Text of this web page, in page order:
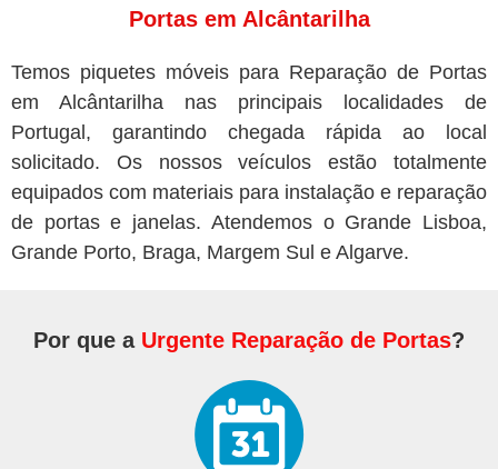
Portas em Alcântarilha
Temos piquetes móveis para Reparação de Portas
em Alcântarilha nas principais localidades de
Portugal, garantindo chegada rápida ao local
solicitado. Os nossos veículos estão totalmente
equipados com materiais para instalação e reparação
de portas e janelas. Atendemos o Grande Lisboa,
Grande Porto, Braga, Margem Sul e Algarve.
Por que a Urgente Reparação de Portas?